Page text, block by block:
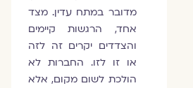
מדובר במתח עדין. מצד
אחד, הרגשות קיימים
והצדדים יקרים זה לזה
או זו לזו. החברות לא
הולכת לשום מקום, אלא